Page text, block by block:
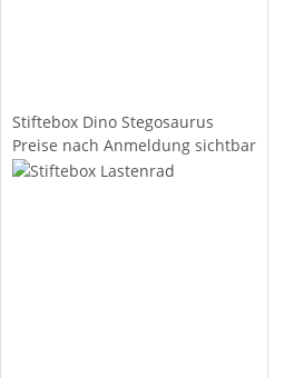
Stiftebox Dino Stegosaurus
Preise nach Anmeldung sichtbar